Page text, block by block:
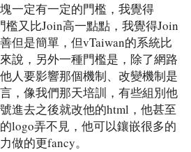
一定有一定的門檻，我覺得
檻又比Join高一點點，我覺得Join
但是簡單，但vTaiwan的系統比
說，另外一種門檻是，除了網路
人要影響那個機制、改變機制是
，像我們那天培訓，有些組別他
進去之後就改他的html，他甚至
logo弄不見，他可以鑲嵌很多的
做的更fancy。